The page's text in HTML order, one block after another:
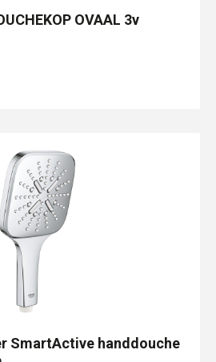
OVAAL 3v
SmartActive handdouche